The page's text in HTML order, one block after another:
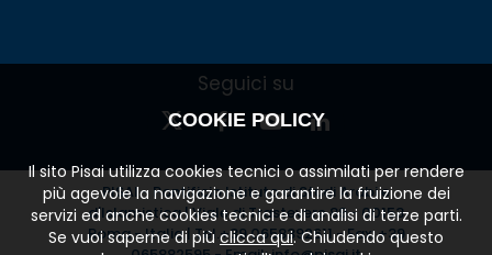
Seguici su
PISAI - Pontificio Istituto di Studi Arabi e
d'Islamistica | Viale di Trastevere 89 - 00153
Roma - Italia | Tel.+39 0658392611 - Fax: +39
COOKIE POLICY
Il sito Pisai utilizza cookies tecnici o assimilati per rendere
più agevole la navigazione e garantire la fruizione dei
servizi ed anche cookies tecnici e di analisi di terze parti.
Se vuoi saperne di piùclicca qui. Chiudendo questo